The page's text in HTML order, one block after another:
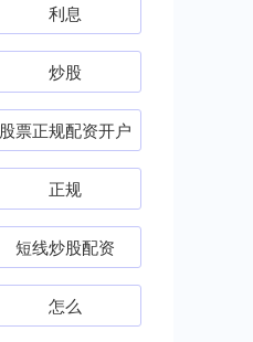
利息
炒股
股票正规配资开户
正规
短线炒股配资
怎么